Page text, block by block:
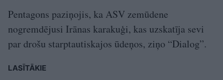
Pentagons paziņojis, ka ASV zemūdene
nogremdējusi Irānas karakuģi, kas uzskatīja sevi
par drošu starptautiskajos ūdeņos, ziņo “Dialog”.
LASĪTĀKIE